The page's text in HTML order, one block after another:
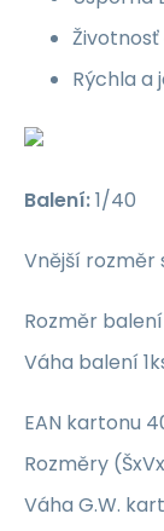
Životnosť
Rýchla a
Balení:1/40
Vnější rozměr
Rozměr balení
Váha balení
EAN kartonu
Rozměry
Váha G.W.